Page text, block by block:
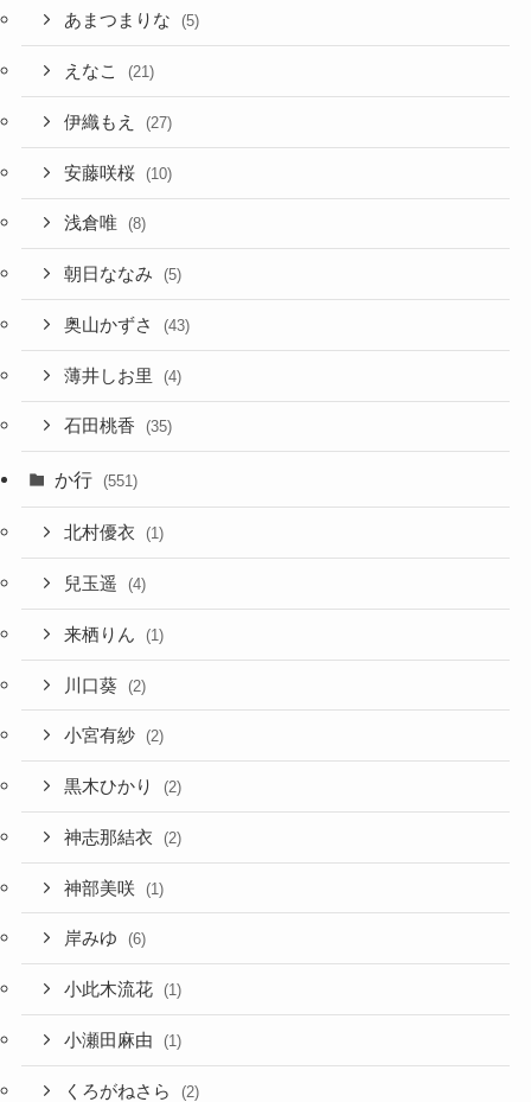
あまつまりな (5)
えなこ (21)
伊織もえ (27)
安藤咲桜 (10)
浅倉唯 (8)
朝日ななみ (5)
奥山かずさ (43)
薄井しお里 (4)
石田桃香 (35)
か行 (551)
北村優衣 (1)
兒玉遥 (4)
来栖りん (1)
川口葵 (2)
小宮有紗 (2)
黒木ひかり (2)
神志那結衣 (2)
神部美咲 (1)
岸みゆ (6)
小此木流花 (1)
小瀬田麻由 (1)
くろがねさら (2)